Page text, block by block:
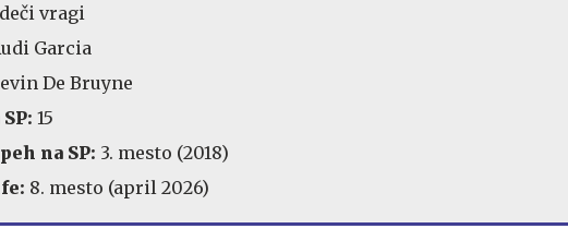
vragi
Garcia
De Bruyne
15
na SP: 3. mesto (2018)
8. mesto (april 2026)